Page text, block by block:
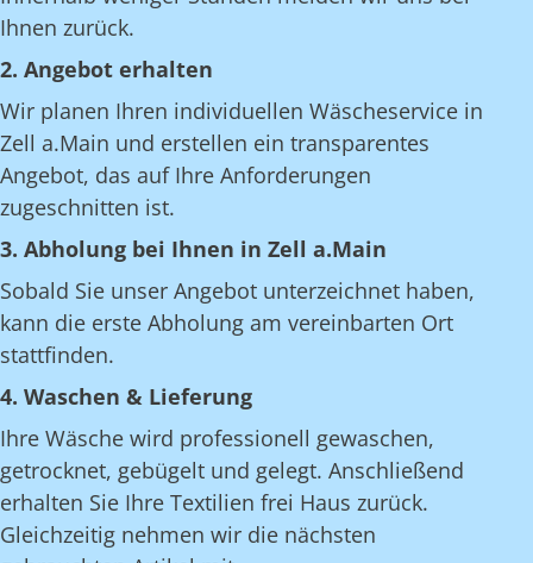
Ihnen zurück.
2. Angebot erhalten
Wir planen Ihren individuellen Wäscheservice in
Zell a.Main und erstellen ein transparentes
Angebot, das auf Ihre Anforderungen
zugeschnitten ist.
3. Abholung bei Ihnen in Zell a.Main
Sobald Sie unser Angebot unterzeichnet haben,
kann die erste Abholung am vereinbarten Ort
stattfinden.
4. Waschen & Lieferung
Ihre Wäsche wird professionell gewaschen,
getrocknet, gebügelt und gelegt. Anschließend
erhalten Sie Ihre Textilien frei Haus zurück.
Gleichzeitig nehmen wir die nächsten